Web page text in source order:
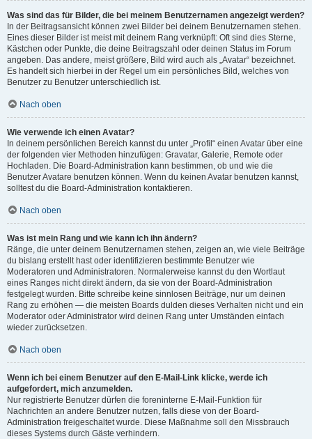
Was sind das für Bilder, die bei meinem Benutzernamen angezeigt werden?
In der Beitragsansicht können zwei Bilder bei deinem Benutzernamen stehen.
Eines dieser Bilder ist meist mit deinem Rang verknüpft: Oft sind dies Sterne,
Kästchen oder Punkte, die deine Beitragszahl oder deinen Status im Forum
angeben. Das andere, meist größere, Bild wird auch als „Avatar“ bezeichnet.
Es handelt sich hierbei in der Regel um ein persönliches Bild, welches von
Benutzer zu Benutzer unterschiedlich ist.
Nach oben
Wie verwende ich einen Avatar?
In deinem persönlichen Bereich kannst du unter „Profil“ einen Avatar über eine
der folgenden vier Methoden hinzufügen: Gravatar, Galerie, Remote oder
Hochladen. Die Board-Administration kann bestimmen, ob und wie die
Benutzer Avatare benutzen können. Wenn du keinen Avatar benutzen kannst,
solltest du die Board-Administration kontaktieren.
Nach oben
Was ist mein Rang und wie kann ich ihn ändern?
Ränge, die unter deinem Benutzernamen stehen, zeigen an, wie viele Beiträge
du bislang erstellt hast oder identifizieren bestimmte Benutzer wie
Moderatoren und Administratoren. Normalerweise kannst du den Wortlaut
eines Ranges nicht direkt ändern, da sie von der Board-Administration
festgelegt wurden. Bitte schreibe keine sinnlosen Beiträge, nur um deinen
Rang zu erhöhen — die meisten Boards dulden dieses Verhalten nicht und ein
Moderator oder Administrator wird deinen Rang unter Umständen einfach
wieder zurücksetzen.
Nach oben
Wenn ich bei einem Benutzer auf den E-Mail-Link klicke, werde ich
aufgefordert, mich anzumelden.
Nur registrierte Benutzer dürfen die foreninterne E-Mail-Funktion für
Nachrichten an andere Benutzer nutzen, falls diese von der Board-
Administration freigeschaltet wurde. Diese Maßnahme soll den Missbrauch
dieses Systems durch Gäste verhindern.